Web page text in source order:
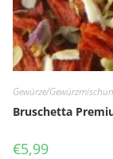
Gewürze/
Bruschetta
€5,99